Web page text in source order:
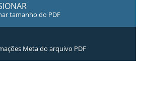
tamanho do PDF
Meta do arquivo PDF